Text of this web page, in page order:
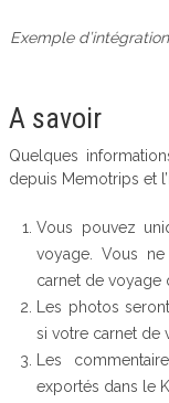
Exemple
A savoir
Quelques
depuis Memotrips et
Vous pouvez
voyage. Vous
carnet de voyage
Les photos
si votre carnet de
Les
exportés dans le